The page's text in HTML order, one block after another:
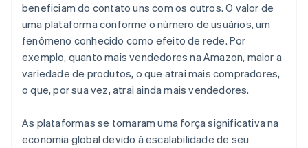
beneficiam do contato uns com os outros. O valor de
uma plataforma conforme o número de usuários, um
fenômeno conhecido como efeito de rede. Por
exemplo, quanto mais vendedores na Amazon, maior a
variedade de produtos, o que atrai mais compradores,
o que, por sua vez, atrai ainda mais vendedores.
As plataformas se tornaram uma força significativa na
economia global devido à escalabilidade de seu